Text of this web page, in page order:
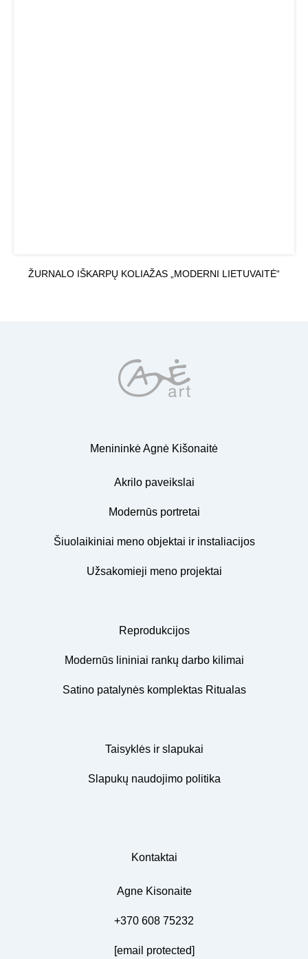
ŽURNALO IŠKARPŲ KOLIAŽAS „MODERNI LIETUVAITĖ“
Menininkė Agnė Kišonaitė
Akrilo paveikslai
Modernūs portretai
Šiuolaikiniai meno objektai ir instaliacijos
Užsakomieji meno projektai
Reprodukcijos
Modernūs lininiai rankų darbo kilimai
Satino patalynės komplektas Ritualas
Taisyklės ir slapukai
Slapukų naudojimo politika
Kontaktai
Agne Kisonaite
+370 608 75232
[email protected]